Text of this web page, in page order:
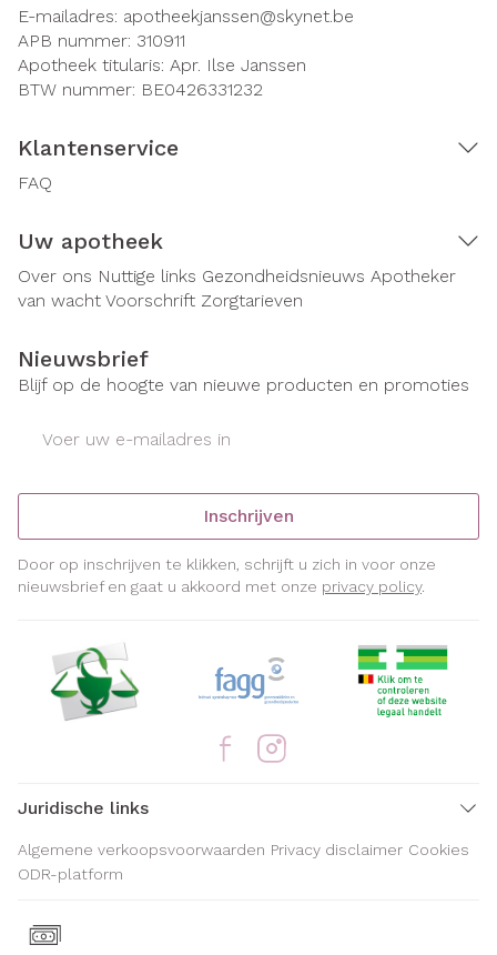
E-mailadres: apotheekjanssen@skynet.be
APB nummer: 310911
Apotheek titularis: Apr. Ilse Janssen
BTW nummer: BE0426331232
Klantenservice
FAQ
Uw apotheek
Over ons Nuttige links Gezondheidsnieuws Apotheker
van wacht Voorschrift Zorgtarieven
Nieuwsbrief
Blijf op de hoogte van nieuwe producten en promoties
Inschrijven
Door op inschrijven te klikken, schrijft u zich in voor onze
nieuwsbrief en gaat u akkoord met onze privacy policy.
Juridische links
Algemene verkoopsvoorwaarden Privacy disclaimer Cookies
ODR-platform